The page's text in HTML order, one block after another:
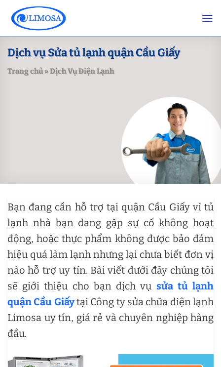
content
Dịch vụ Sửa tủ lạnh quận Cầu Giấy
Trang chủ»Dịch Vụ Điện Lạnh
Bạn đang cần hỗ trợ tại quận Cầu Giấy vì tủ
lạnh nhà bạn đang gặp sự cố không hoạt
động, hoặc thực phẩm không được bảo đảm
hiệu quả làm lạnh nhưng lại chưa biết đơn vị
nào hỗ trợ uy tín. Bài viết dưới đây chúng tôi
sẽ giới thiệu cho bạn dịch vụ sửa tủ lạnh
quận Cầu Giấytại Công ty sửa chữa điện lạnh
Limosa uy tín, giá rẻ và chuyên nghiệp hàng
đầu.